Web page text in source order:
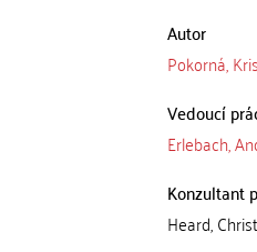
Autor
Pokorná,
Vedoucí
Erlebach,
Konzultant
Heard,